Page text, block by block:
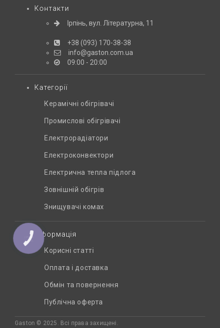
Контакти
Ірпінь, вул. Літературна, 11
+38 (093) 170-38-38
info@gaston.com.ua
09:00 - 20:00
Категорії
Керамічні обігрівачі
Промислові обігрівачі
Електрорадіатори
Електроконвектори
Електрична тепла підлога
Зовнішній обігрів
Знищувачі комах
Інформація
Корисні статті
Оплата і доставка
Обмін та повернення
Публічна оферта
Gaston © 2025. Всі права захищені.
КНОПКА
ЗВ'ЯЗКУ